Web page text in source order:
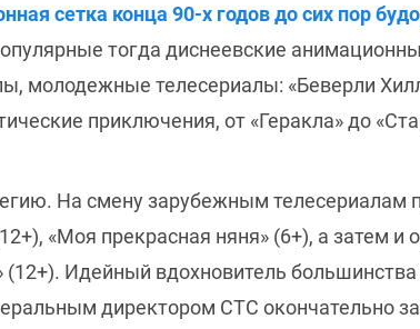
сетка конца 90-х годов до сих пор
тогда диснеевские
молодежные телесериалы: «Беверли
приключения, от «Геракла» до
На смену зарубежным телесериалам
«Моя прекрасная няня» (6+), а затем
Идейный вдохновитель
директором СТС окончательно